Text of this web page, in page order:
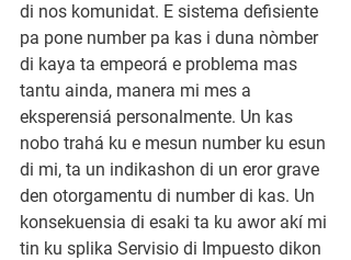
di nos komunidat. E sistema defisiente
pa pone number pa kas i duna nòmber
di kaya ta empeorá e problema mas
tantu ainda, manera mi mes a
eksperensiá personalmente. Un kas
nobo trahá ku e mesun number ku esun
di mi, ta un indikashon di un eror grave
den otorgamentu di number di kas. Un
konsekuensia di esaki ta ku awor akí mi
tin ku splika Servisio di Impuesto dikon